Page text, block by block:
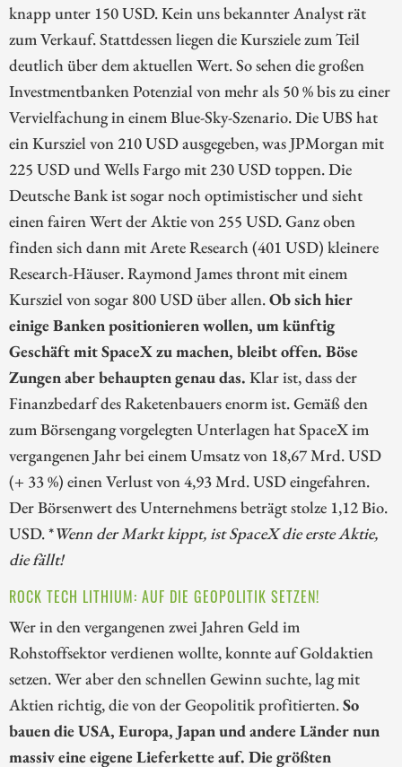
knapp unter 150 USD. Kein uns bekannter Analyst rät
zum Verkauf. Stattdessen liegen die Kursziele zum Teil
deutlich über dem aktuellen Wert. So sehen die großen
Investmentbanken Potenzial von mehr als 50 % bis zu einer
Vervielfachung in einem Blue-Sky-Szenario. Die UBS hat
ein Kursziel von 210 USD ausgegeben, was JPMorgan mit
225 USD und Wells Fargo mit 230 USD toppen. Die
Deutsche Bank ist sogar noch optimistischer und sieht
einen fairen Wert der Aktie von 255 USD. Ganz oben
finden sich dann mit Arete Research (401 USD) kleinere
Research-Häuser. Raymond James thront mit einem
Kursziel von sogar 800 USD über allen.Ob sich hier
einige Banken positionieren wollen, um künftig
Geschäft mit SpaceX zu machen, bleibt offen. Böse
Zungen aber behaupten genau das. Klar ist, dass der
Finanzbedarf des Raketenbauers enorm ist. Gemäß den
zum Börsengang vorgelegten Unterlagen hat SpaceX im
vergangenen Jahr bei einem Umsatz von 18,67 Mrd. USD
(+ 33 %) einen Verlust von 4,93 Mrd. USD eingefahren.
Der Börsenwert des Unternehmens beträgt stolze 1,12 Bio.
USD. *Wenn der Markt kippt, ist SpaceX die erste Aktie,
die fällt!
ROCK TECH LITHIUM: AUF DIE GEOPOLITIK SETZEN!
Wer in den vergangenen zwei Jahren Geld im
Rohstoffsektor verdienen wollte, konnte auf Goldaktien
setzen. Wer aber den schnellen Gewinn suchte, lag mit
Aktien richtig, die von der Geopolitik profitierten.So
bauen die USA, Europa, Japan und andere Länder nun
massiv eine eigene Lieferkette auf. Die größten